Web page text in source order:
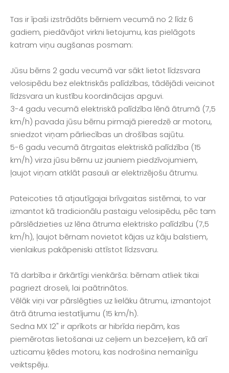
Tas ir īpaši izstrādāts bērniem vecumā no 2 līdz 6
gadiem, piedāvājot virkni lietojumu, kas pielāgots
katram viņu augšanas posmam:
Jūsu bērns 2 gadu vecumā var sākt lietot līdzsvara
velosipēdu bez elektriskās palīdzības, tādējādi veicinot
līdzsvara un kustību koordinācijas apguvi.
3-4 gadu vecumā elektriskā palīdzība lēnā ātrumā (7,5
km/h) pavada jūsu bērnu pirmajā pieredzē ar motoru,
sniedzot viņam pārliecības un drošības sajūtu.
5-6 gadu vecumā ātrgaitas elektriskā palīdzība (15
km/h) virza jūsu bērnu uz jauniem piedzīvojumiem,
ļaujot viņam atklāt pasauli ar elektrizējošu ātrumu.
Pateicoties tā atjautīgajai brīvgaitas sistēmai, to var
izmantot kā tradicionālu pastaigu velosipēdu, pēc tam
pārslēdzieties uz lēna ātruma elektrisko palīdzību (7,5
km/h), ļaujot bērnam novietot kājas uz kāju balstiem,
vienlaikus pakāpeniski attīstot līdzsvaru.
Tā darbība ir ārkārtīgi vienkārša: bērnam atliek tikai
pagriezt droseli, lai paātrinātos.
Vēlāk viņi var pārslēgties uz lielāku ātrumu, izmantojot
ātrā ātruma iestatījumu (15 km/h).
Sedna MX 12" ir aprīkots ar hibrīda riepām, kas
piemērotas lietošanai uz ceļiem un bezceļiem, kā arī
uzticamu ķēdes motoru, kas nodrošina nemainīgu
veiktspēju.